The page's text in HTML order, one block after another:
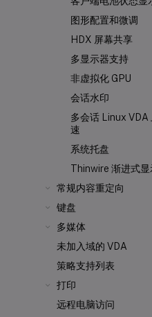
图形配置和微调
HDX 屏幕共享
多显示器支持
非虚拟化 GPU
会话水印
多会话 Linux VDA
速
系统托盘
Thinwire 渐进式显
常规内容重定向
键盘
多媒体
未加入域的 VDA
策略支持列表
打印
远程电脑访问